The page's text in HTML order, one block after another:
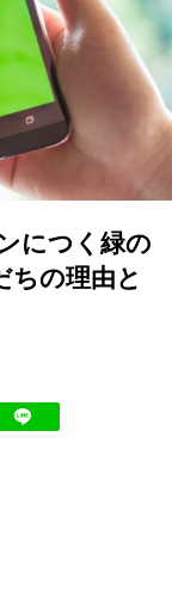
につく緑の
の理由と